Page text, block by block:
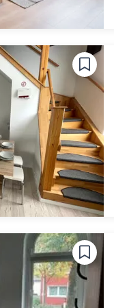
1 wechseln
2 wechseln
1 wechseln
2 wechseln